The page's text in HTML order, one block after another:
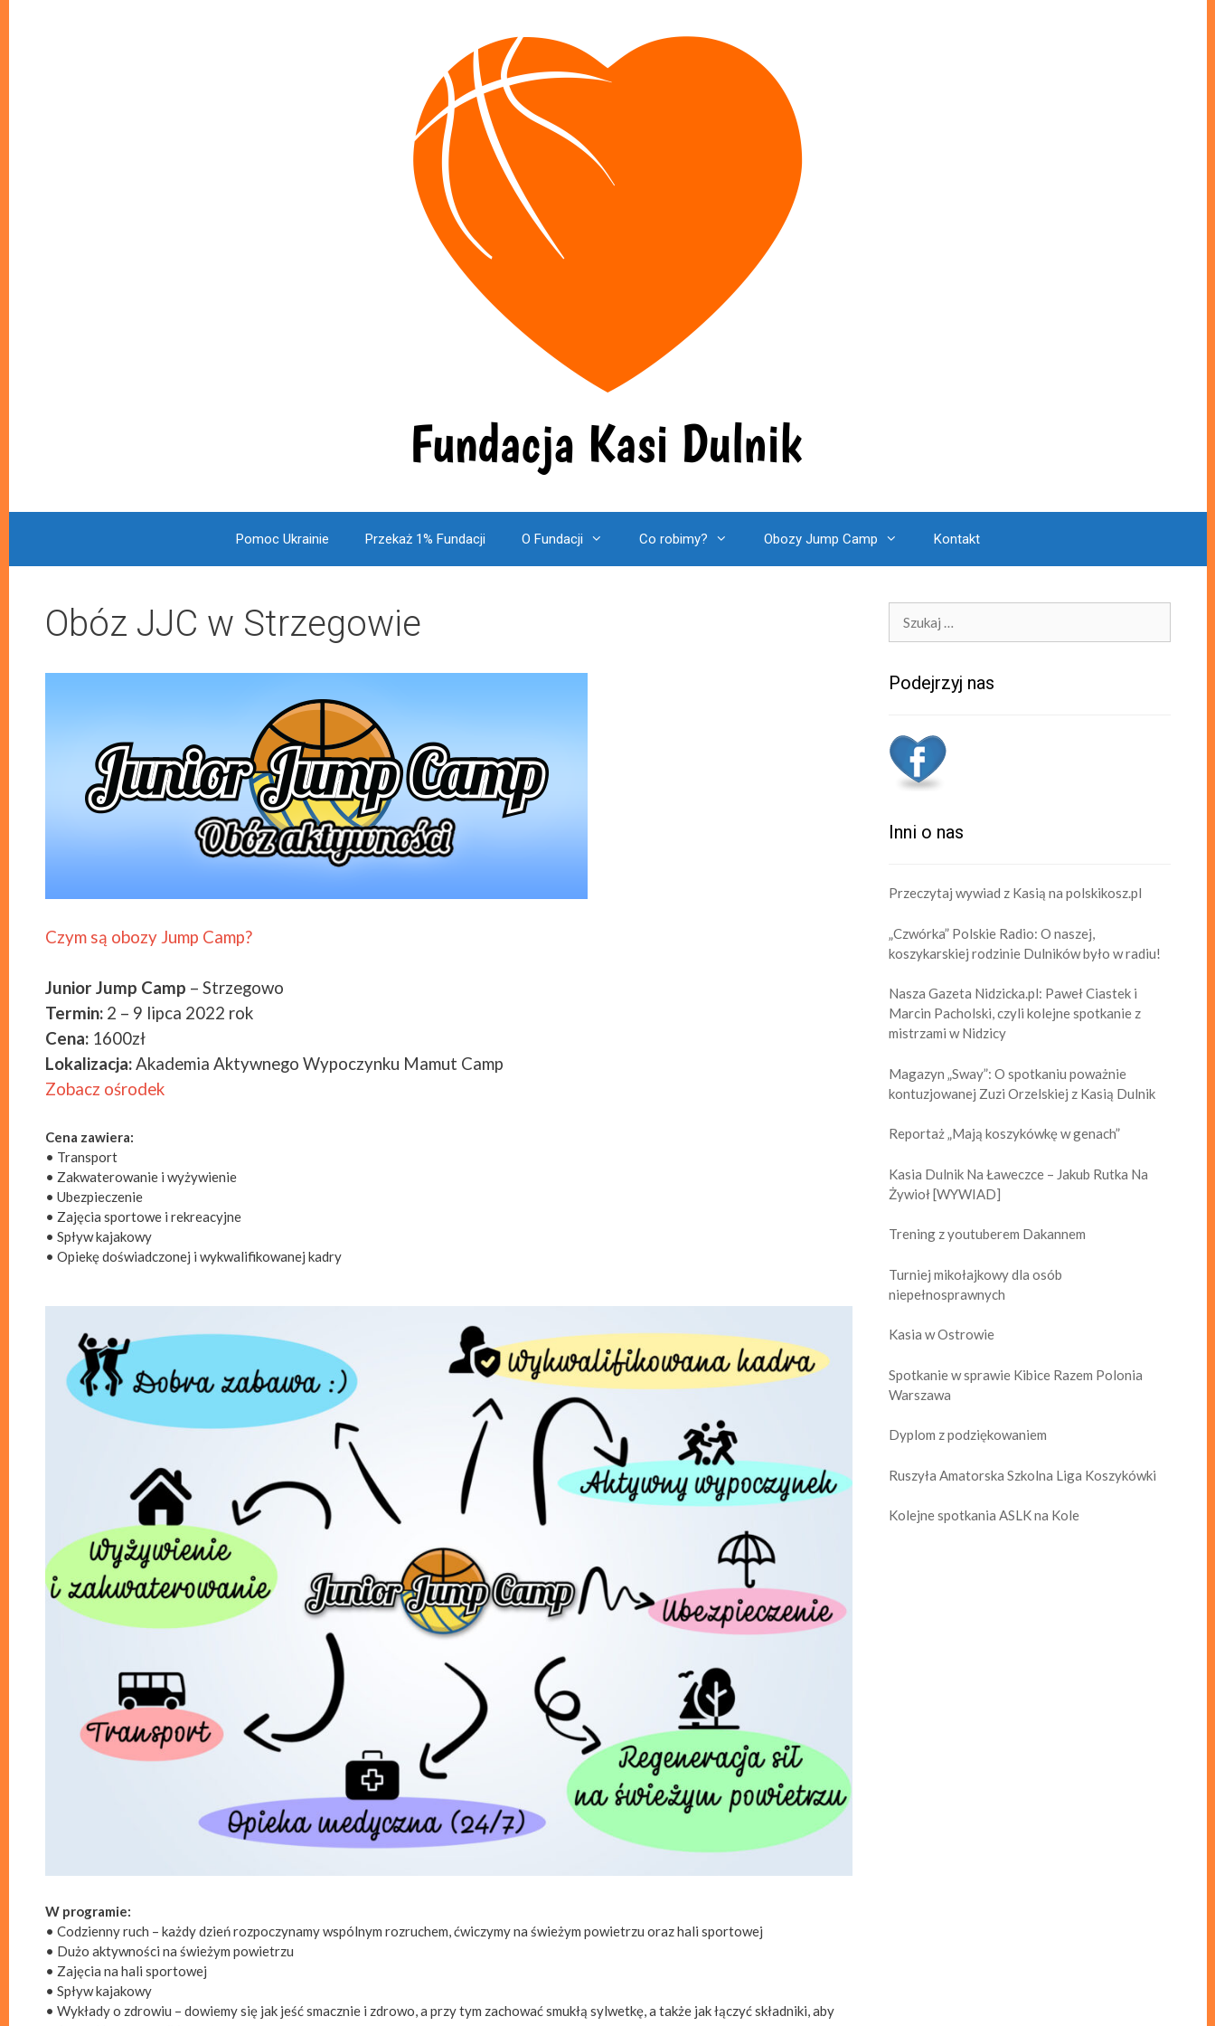
Pomoc Ukrainie Przekaż 1% Fundacji O Fundacji Co robimy? Obozy Jump Camp Kontakt
Obóz JJC w Strzegowie
Czym są obozy Jump Camp?
Junior Jump Camp – Strzegowo
Termin:2 – 9 lipca 2022 rok
Cena: 1600zł
Lokalizacja:Akademia Aktywnego Wypoczynku Mamut Camp
Zobacz ośrodek
Cena zawiera:
• Transport
• Zakwaterowanie i wyżywienie
• Ubezpieczenie
• Zajęcia sportowe i rekreacyjne
• Spływ kajakowy
• Opiekę doświadczonej i wykwalifikowanej kadry
W programie:
• Codzienny ruch – każdy dzień rozpoczynamy wspólnym rozruchem, ćwiczymy na świeżym powietrzu oraz hali sportowej
• Dużo aktywności na świeżym powietrzu
• Zajęcia na hali sportowej
• Spływ kajakowy
• Wykłady o zdrowiu – dowiemy się jak jeść smacznie i zdrowo, a przy tym zachować smukłą sylwetkę, a także jak łączyć składniki, aby
Podejrzyj nas
Inni o nas
Przeczytaj wywiad z Kasią na polskikosz.pl
„Czwórka” Polskie Radio: O naszej,
koszykarskiej rodzinie Dulników było w radiu!
Nasza Gazeta Nidzicka.pl: Paweł Ciastek i
Marcin Pacholski, czyli kolejne spotkanie z
mistrzami w Nidzicy
Magazyn „Sway”: O spotkaniu poważnie
kontuzjowanej Zuzi Orzelskiej z Kasią Dulnik
Reportaż „Mają koszykówkę w genach”
Kasia Dulnik Na Ławeczce – Jakub Rutka Na
Żywioł [WYWIAD]
Trening z youtuberem Dakannem
Turniej mikołajkowy dla osób
niepełnosprawnych
Kasia w Ostrowie
Spotkanie w sprawie Kibice Razem Polonia
Warszawa
Dyplom z podziękowaniem
Ruszyła Amatorska Szkolna Liga Koszykówki
Kolejne spotkania ASLK na Kole